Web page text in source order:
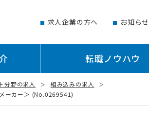
求人企業の方へ お知らせ
転職ノウハウ
分野の求人
組み込みの求人
ーカー＞ (No.0269541)